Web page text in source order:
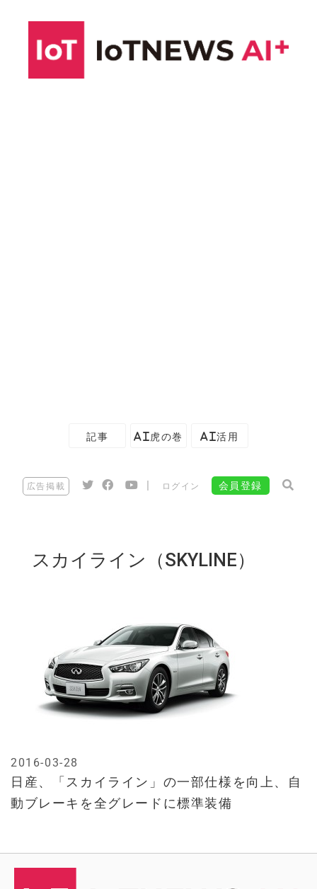
記事 AI虎の巻 AI活用
広告掲載 ログイン 会員登録
スカイライン（SKYLINE）
日産、「スカイライン」の一部仕様を向上、自
動ブレーキを全グレードに標準装備
2016-03-28